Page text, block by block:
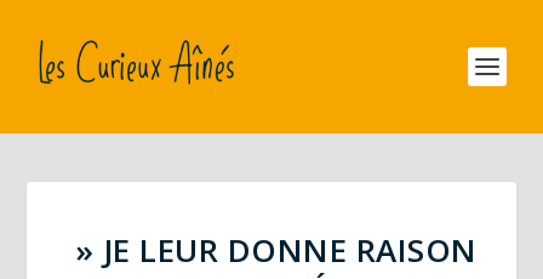
» JE LEUR DONNE RAISON